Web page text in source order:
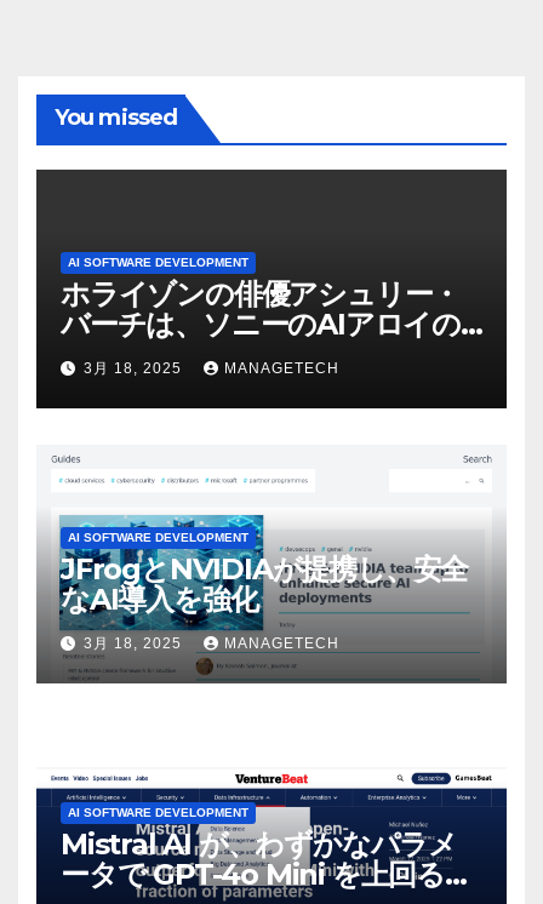
You missed
AI SOFTWARE DEVELOPMENT
ホライゾンの俳優アシュリー・
バーチは、ソニーのAIアロイの
ビデオを見て「ゲームパフォー
マンスという芸術形式に不安を
感じた」と語る – IGN
3月 18, 2025 MANAGETECH
AI SOFTWARE DEVELOPMENT
JFrogとNVIDIAが提携し、安全
なAI導入を強化
3月 18, 2025 MANAGETECH
AI SOFTWARE DEVELOPMENT
Mistral AI が、わずかなパラメ
ータで GPT-4o Mini を上回る新